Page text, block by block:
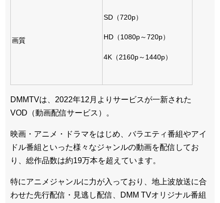
画質
SD（720p）
HD（1080p～720p）
4K（2160p～1440p）
DMMTVは、2022年12月よりサービスが一新された
VOD（動画配信サービス）。
映画・アニメ・ドラマをはじめ、バラエティ番組やアイ
ドル番組といった様々なジャンルの動画を配信してお
り、総作品数は約19万本を超えています。
特にアニメジャンルに力が入っており、地上波放送に合
わせた先行配信・見逃し配信、DMM TVオリジナル番組